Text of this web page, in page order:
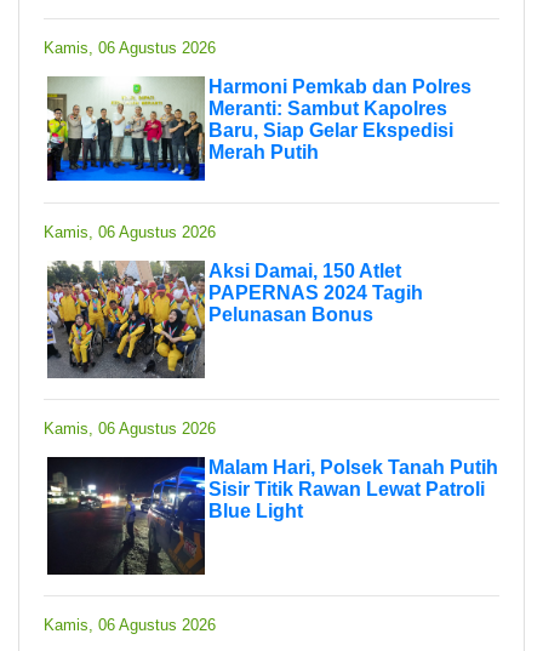
Kamis, 06 Agustus 2026
Harmoni Pemkab dan Polres
Meranti: Sambut Kapolres
Baru, Siap Gelar Ekspedisi
Merah Putih
Kamis, 06 Agustus 2026
Aksi Damai, 150 Atlet
PAPERNAS 2024 Tagih
Pelunasan Bonus
Kamis, 06 Agustus 2026
Malam Hari, Polsek Tanah Putih
Sisir Titik Rawan Lewat Patroli
Blue Light
Kamis, 06 Agustus 2026